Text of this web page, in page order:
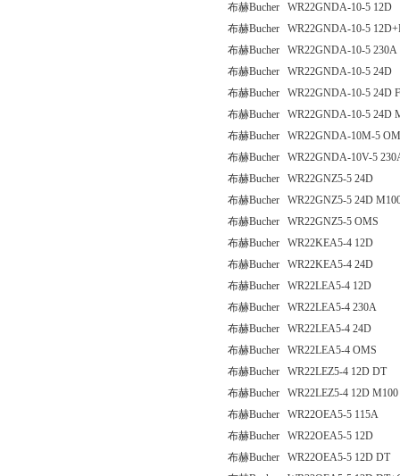
布赫Bucher WR22GNDA-10-5 12D
布赫Bucher WR22GNDA-10-5
布赫Bucher WR22GNDA-10-5 230A
布赫Bucher WR22GNDA-10-5 24D
布赫Bucher WR22GNDA-10-5 24D F
布赫Bucher WR22GNDA-10-5 24D
布赫Bucher WR22GNDA-10M-5
布赫Bucher WR22GNDA-10V-5
布赫Bucher WR22GNZ5-5 24D
布赫Bucher WR22GNZ5-5 24D
布赫Bucher WR22GNZ5-5 OMS
布赫Bucher WR22KEA5-4 12D
布赫Bucher WR22KEA5-4 24D
布赫Bucher WR22LEA5-4 12D
布赫Bucher WR22LEA5-4 230A
布赫Bucher WR22LEA5-4 24D
布赫Bucher WR22LEA5-4 OMS
布赫Bucher WR22LEZ5-4 12D DT
布赫Bucher WR22LEZ5-4 12D M100
布赫Bucher WR22OEA5-5 115A
布赫Bucher WR22OEA5-5 12D
布赫Bucher WR22OEA5-5 12D DT